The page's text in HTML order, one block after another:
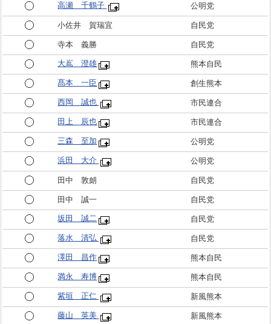
高瀬 千鶴子 公明党
小佐井 賀瑞宜 自民党
寺本 義勝 自民党
大嶌 澄雄 熊本自民
髙本 一臣 創生熊本
西岡 誠也 市民連合
田上 辰也 市民連合
三森 至加 公明党
浜田 大介 公明党
田中 敦朗 自民党
田中 誠一 自民党
坂田 誠二 自民党
落水 清弘 自民党
澤田 昌作 熊本自民
満永 寿博 熊本自民
紫垣 正仁 新風熊本
藤山 英美 新風熊本